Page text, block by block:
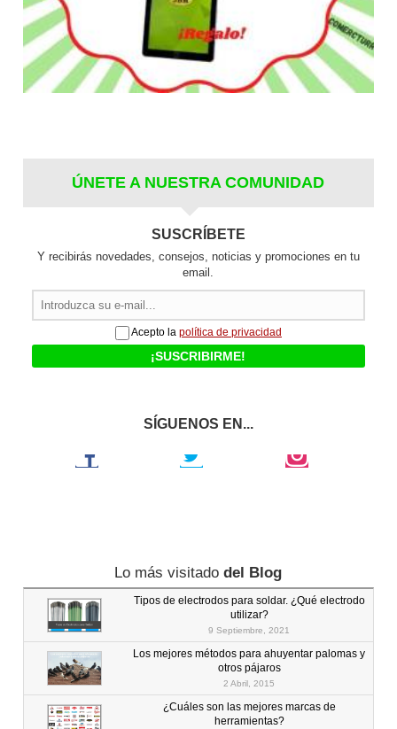
ÚNETE A NUESTRA COMUNIDAD
SUSCRÍBETE
Y recibirás novedades, consejos, noticias y promociones en tu
email.
Acepto la política de privacidad
SÍGUENOS EN...
Lo más visitadodel Blog
Tipos de electrodos para soldar. ¿Qué electrodo
utilizar?
9 Septiembre, 2021
Los mejores métodos para ahuyentar palomas y
otros pájaros
2 Abril, 2015
¿Cuáles son las mejores marcas de
herramientas?